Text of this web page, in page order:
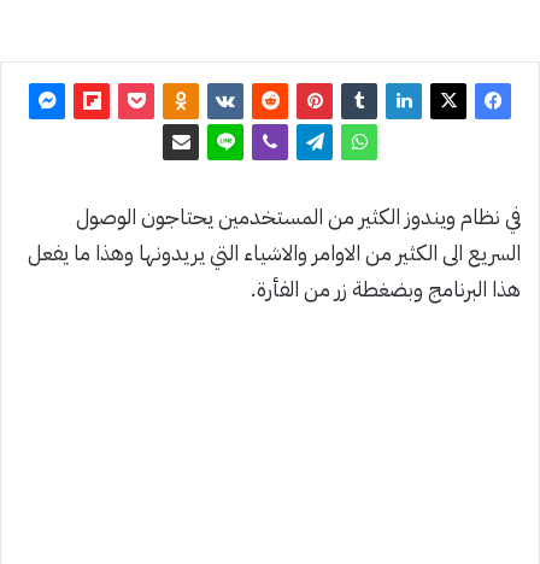
في نظام ويندوز الكثير من المستخدمين يحتاجون الوصول
السريع الى الكثير من الاوامر والاشياء التي يريدونها وهذا ما يفعل
هذا البرنامج وبضغطة زر من الفأرة.